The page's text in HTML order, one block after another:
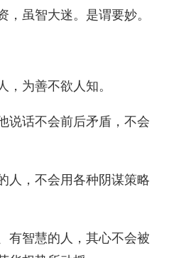
，虽智大迷。是谓要妙。
，为善不欲人知。
说话不会前后矛盾，不会
人，不会用各种阴谋策略
有智慧的人，其心不会被